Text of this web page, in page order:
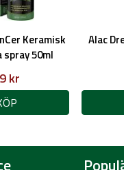
Keramisk
spray 50ml
kr
Alac